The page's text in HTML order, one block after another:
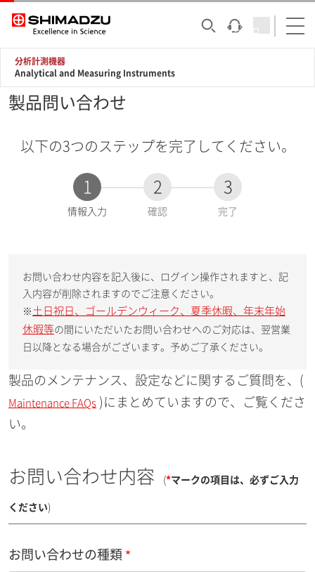
分析計測機器
Analytical and Measuring Instruments
製品問い合わせ
以下の3つのステップを完了してください。
1
現
情報入力
2
確認
3
完了
お問い合わせ内容を記入後に、ログイン操作されますと、記
入内容が削除されますのでご注意ください。
※ 土日祝日、ゴールデンウィーク、夏季休暇、年末年始
休暇等の間にいただいたお問い合わせへのご対応は、翌営業
日以降となる場合がございます。予めご了承ください。
製品のメンテナンス、設定などに関するご質問を、(
Maintenance FAQs )にまとめていますので、ご覧くださ
い。
お問い合わせ内容 (*マークの項目は、必ずご入力
ください)
お問い合わせの種類